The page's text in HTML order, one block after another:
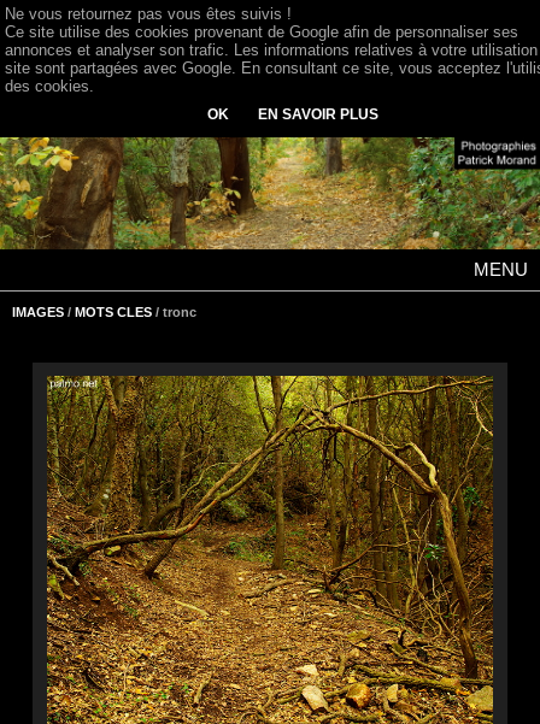
MENU
IMAGES / MOTS CLES / tronc
Ne vous retournez pas vous êtes suivis !
Ce site utilise des cookies provenant de Google afin de personnaliser ses
annonces et analyser son trafic. Les informations relatives à votre
site sont partagées avec Google. En consultant ce site, vous acceptez
des cookies.
OK EN SAVOIR PLUS